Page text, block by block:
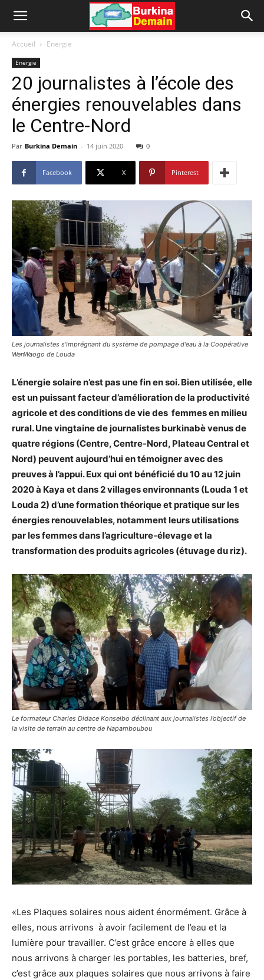
Accueil Energie
Energie
20 journalistes à l’école des
énergies renouvelables dans
le Centre-Nord
Par Burkina Demain - 14 juin 2020 0
Facebook X Pinterest
Les journalistes s'imprégnant du système de pompage d'eau à la Coopérative
WenWaogo de Louda
L’énergie solaire n’est pas une fin en soi. Bien utilisée, elle
est un puissant facteur d’amélioration de la productivité
agricole et des conditions de vie des femmes en milieu
rural. Une vingtaine de journalistes burkinabè venus de
quatre régions (Centre, Centre-Nord, Plateau Central et
Nord) peuvent aujourd’hui en témoigner avec des
preuves à l’appui. Eux qui ont bénéficié du 10 au 12 juin
2020 à Kaya et dans 2 villages environnants (Louda 1 et
Louda 2) d’une formation théorique et pratique sur les
énergies renouvelables, notamment leurs utilisations
par les femmes dans l’agriculture-élevage et la
transformation des produits agricoles (étuvage du riz).
Le formateur Charles Didace Konseibo déclinant aux journalistes l’objectif de
la visite de terrain au centre de Napamboubou
«Les Plaques solaires nous aident énormément. Grâce à
elles, nous arrivons à avoir facilement de l’eau et la
lumière pour travailler. C’est grâce encore à elles que
nous arrivons à charger les portables, les batteries, bref,
c’est grâce aux plaques solaires que nous arrivons à faire